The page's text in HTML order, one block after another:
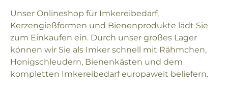
Unser Onlineshop für Imkereibedarf,
Kerzengießformen und Bienenprodukte lädt Sie
zum Einkaufen ein. Durch unser großes Lager
können wir Sie als Imker schnell mit Rähmchen,
Honigschleudern, Bienenkästen und dem
kompletten Imkereibedarf europaweit beliefern.